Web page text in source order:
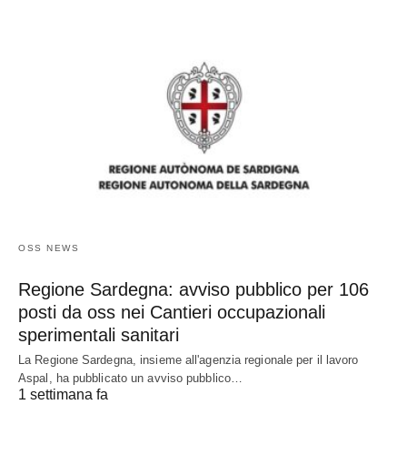
OSS NEWS
Regione Sardegna: avviso pubblico per 106
posti da oss nei Cantieri occupazionali
sperimentali sanitari
La Regione Sardegna, insieme all'agenzia regionale per il lavoro
Aspal, ha pubblicato un avviso pubblico…
1 settimana fa